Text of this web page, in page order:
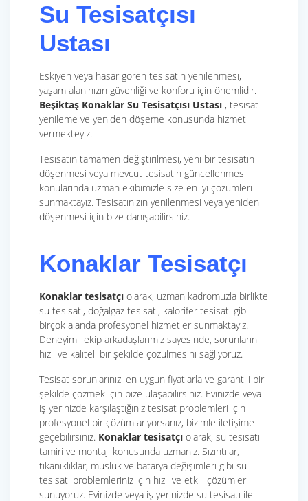
Su Tesisatçısı
Ustası
Eskiyen veya hasar gören tesisatın yenilenmesi,
yaşam alanınızın güvenliği ve konforu için önemlidir.
Beşiktaş Konaklar Su Tesisatçısı Ustası , tesisat
yenileme ve yeniden döşeme konusunda hizmet
vermekteyiz.
Tesisatın tamamen değiştirilmesi, yeni bir tesisatın
döşenmesi veya mevcut tesisatın güncellenmesi
konularında uzman ekibimizle size en iyi çözümleri
sunmaktayız. Tesisatınızın yenilenmesi veya yeniden
döşenmesi için bize danışabilirsiniz.
Konaklar Tesisatçı
Konaklar tesisatçı olarak, uzman kadromuzla birlikte
su tesisatı, doğalgaz tesisatı, kalorifer tesisatı gibi
birçok alanda profesyonel hizmetler sunmaktayız.
Deneyimli ekip arkadaşlarımız sayesinde, sorunların
hızlı ve kaliteli bir şekilde çözülmesini sağlıyoruz.
Tesisat sorunlarınızı en uygun fiyatlarla ve garantili bir
şekilde çözmek için bize ulaşabilirsiniz. Evinizde veya
iş yerinizde karşılaştığınız tesisat problemleri için
profesyonel bir çözüm arıyorsanız, bizimle iletişime
geçebilirsiniz. Konaklar tesisatçı olarak, su tesisatı
tamiri ve montajı konusunda uzmanız. Sızıntılar,
tıkanıklıklar, musluk ve batarya değişimleri gibi su
tesisatı problemleriniz için hızlı ve etkili çözümler
sunuyoruz. Evinizde veya iş yerinizde su tesisatı ile